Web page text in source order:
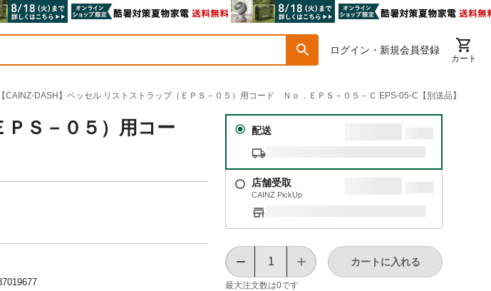
ログイン・新規会員登録
カート
【CAINZ-DASH】ベッセル リストストラップ（ＥＰＳ－０５）用コード Ｎｏ．ＥＰＳ－０５－Ｃ EPS-05-C【別送品】
Ｓ－０５）用コー
配送
店舗受取
CAINZ PickUp
最大注文数は0です
カートに入れる